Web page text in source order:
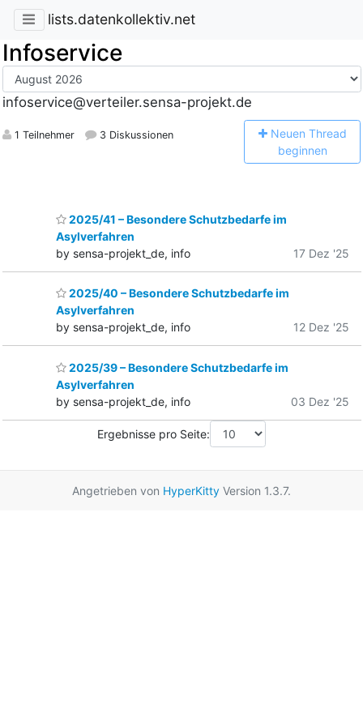
lists.datenkollektiv.net
Infoservice
infoservice@verteiler.sensa-projekt.de
1 Teilnehmer 3 Diskussionen Neuen Thread
beginnen
2025/41 – Besondere Schutzbedarfe im
Asylverfahren
by sensa-projekt_de, info
17 Dez '25
2025/40 – Besondere Schutzbedarfe im
Asylverfahren
by sensa-projekt_de, info
12 Dez '25
2025/39 – Besondere Schutzbedarfe im
Asylverfahren
by sensa-projekt_de, info
03 Dez '25
Ergebnisse pro Seite:
Angetrieben von HyperKitty Version 1.3.7.